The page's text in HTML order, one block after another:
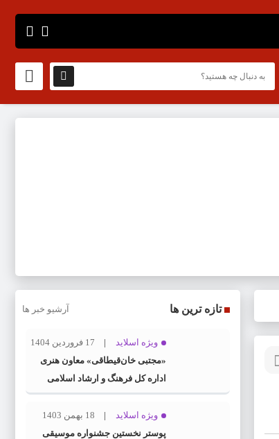
تازه ترین ها آرشیو خبر ها
ویژه اسلاید
17 فروردین 1404
«مجتبی خان‌قیطاقی» معاون هنری
اداره کل فرهنگ و ارشاد اسلامی
خراسان رضوی شد
ویژه اسلاید
18 بهمن 1403
پوستر نخستین جشنواره موسیقی